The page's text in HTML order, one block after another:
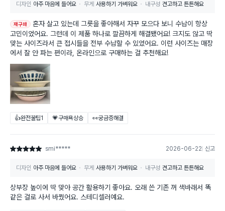
디자인 아주 마음에 들어요 무게 사용하기 가벼워요 내구성 견고하고 튼튼해요
재구매
혼자 살고 있는데 그릇을 좋아해서 자꾸 모으다 보니 수납이 항상
고민이었어요. 그런데 이 제품 하나로 깔끔하게 해결됐어요! 크지도 않고 딱
맞는 사이즈라서 큰 접시들을 전부 수납할 수 있었어요. 이런 사이즈는 매장
에서 잘 안 파는 편이라, 온라인으로 구매하는 걸 추천해요!
👍완전꿀팁1 💗구매욕상승 👀궁금증해결
별점 5점 smi***** 2026-06-22 신고
디자인 아주 마음에 들어요 무게 사용하기 가벼워요 내구성 견고하고 튼튼해요
상부장 높이에 딱 맞아 공간 활용하기 좋아요. 오래 쓴 기존 꺼 색바래서 똑
같은 걸로 사서 바꿨어요. 스테디셀러예요.